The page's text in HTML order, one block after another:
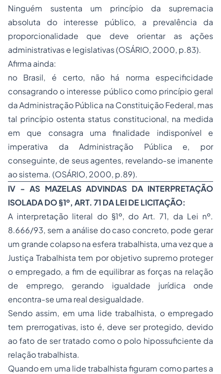
Ninguém sustenta um princípio da supremacia
absoluta do interesse público, a prevalência da
proporcionalidade que deve orientar as ações
administrativas e legislativas (OSÁRIO, 2000, p.83).
Afirma ainda:
no Brasil, é certo, não há norma especificidade
consagrando o interesse público como princípio geral
da Administração Pública na Constituição Federal, mas
tal princípio ostenta status constitucional, na medida
em que consagra uma finalidade indisponível e
imperativa da Administração Pública e, por
conseguinte, de seus agentes, revelando-se imanente
ao sistema. (OSÁRIO, 2000, p.89).
IV - AS MAZELAS ADVINDAS DA INTERPRETAÇÃO
ISOLADA DO §1º, ART. 71 DA LEI DE LICITAÇÃO:
A interpretação literal do §1º, do Art. 71, da Lei nº.
8.666/93, sem a análise do caso concreto, pode gerar
um grande colapso na esfera trabalhista, uma vez que a
Justiça Trabalhista tem por objetivo supremo proteger
o empregado, a fim de equilibrar as forças na relação
de emprego, gerando igualdade jurídica onde
encontra-se uma real desigualdade.
Sendo assim, em uma lide trabalhista, o empregado
tem prerrogativas, isto é, deve ser protegido, devido
ao fato de ser tratado como o polo hipossuficiente da
relação trabalhista.
Quando em uma lide trabalhista figuram como partes a